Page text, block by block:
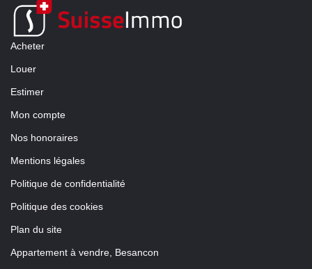
Acheter
Louer
Estimer
Mon compte
Nos honoraires
Mentions légales
Politique de confidentialité
Politique des cookies
Plan du site
Appartement à vendre, Besancon